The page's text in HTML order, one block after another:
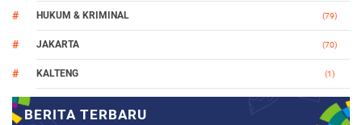
HUKUM & KRIMINAL (79)
JAKARTA (70)
KALTENG (1)
(78)